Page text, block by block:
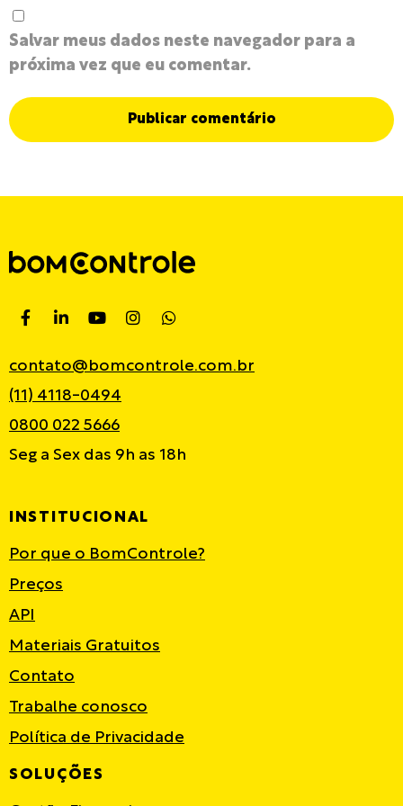
Salvar meus dados neste navegador para a
próxima vez que eu comentar.
contato@bomcontrole.com.br
(11) 4118-0494
0800 022 5666
Seg a Sex das 9h as 18h
INSTITUCIONAL
Por que o BomControle?
Preços
API
Materiais Gratuitos
Contato
Trabalhe conosco
Política de Privacidade
SOLUÇÕES